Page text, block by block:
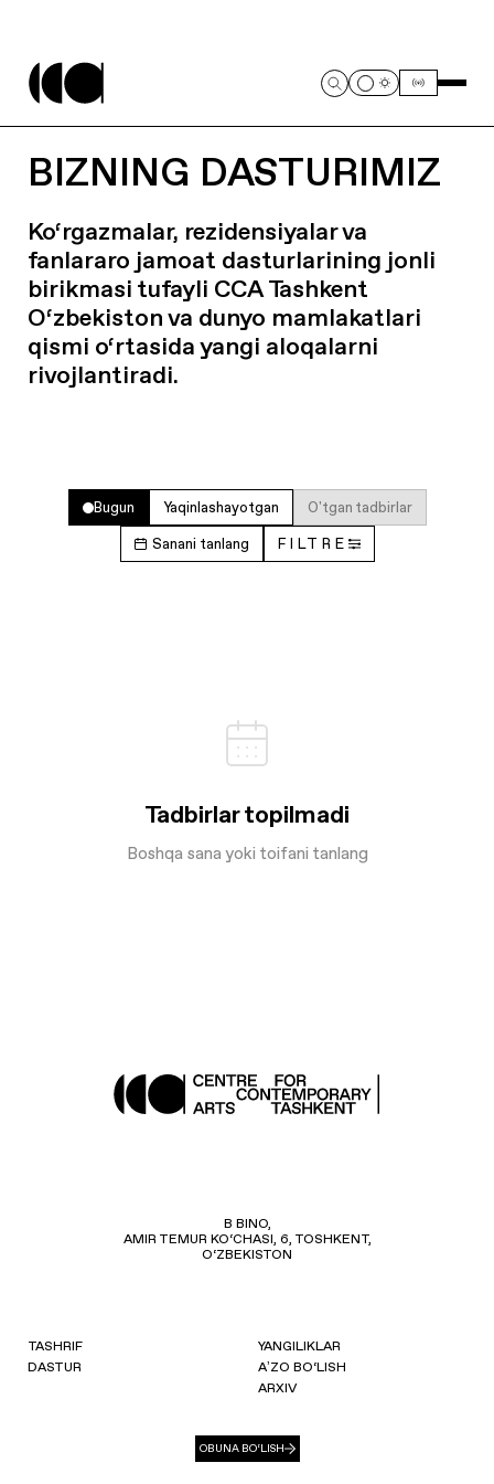
BIZNING DASTURIMIZ
Ko‘rgazmalar, rezidensiyalar va
fanlararo jamoat dasturlarining jonli
birikmasi tufayli CCA Tashkent
O‘zbekiston va dunyo mamlakatlari
qismi o‘rtasida yangi aloqalarni
rivojlantiradi.
Bugun Yaqinlashayotgan O'tgan tadbirlar
Sanani tanlang FILTRE
Tadbirlar topilmadi
Boshqa sana yoki toifani tanlang
B BINO,
AMIR TEMUR KO‘CHASI, 6, TOSHKENT,
O‘ZBEKISTON
TASHRIF
DASTUR
YANGILIKLAR
AʼZO BO‘LISH
ARXIV
OBUNA BO‘LISH